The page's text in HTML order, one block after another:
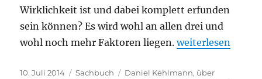
Wirklichkeit ist und dabei komplett erfunden
sein können? Es wird wohl an allen drei und
wohl noch mehr Faktoren liegen.„Daniel
weiterlesen
Veröffentlicht
10. Juli 2014 Kategorien
Sachbuch Schlagwörter
Daniel Kehlmann, über